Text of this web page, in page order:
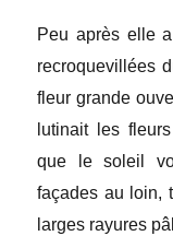
Peu après elle
recroquevillées
fleur grande
lutinait les
que le soleil
façades au loin,
larges rayures